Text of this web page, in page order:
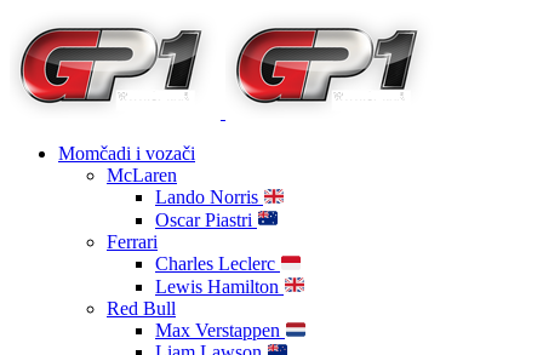
Momčadi i vozači
McLaren
Lando Norris
Oscar Piastri
Ferrari
Charles Leclerc
Lewis Hamilton
Red Bull
Max Verstappen